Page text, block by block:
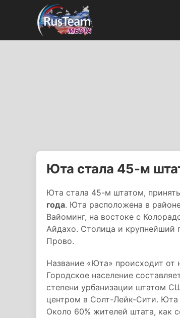
Юта стала 45-м
Юта стала 45-м штатом,
года. Юта расположена в
Вайоминг, на востоке с
Айдахо. Столица и крупнейший
Прово.
Название «Юта» происходит от
Городское население
степени урбанизации штатом
центром в Солт-Лейк-Сити.
Около 60% жителей штата, как